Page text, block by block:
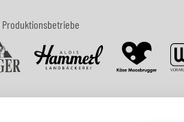
Produktionsbetriebe